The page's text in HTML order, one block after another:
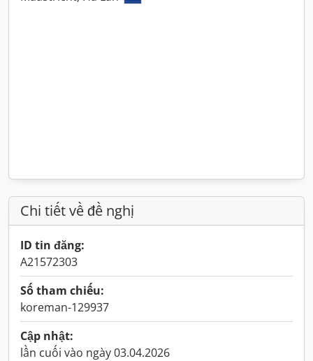
Chi tiết về đề nghị
ID tin đăng:
A21572303
Số tham chiếu:
koreman-129937
Cập nhật:
lần cuối vào ngày 03.04.2026